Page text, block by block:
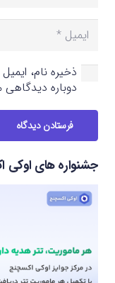
ذخیره نام،
دوباره
فرستادن دیدگاه
جشنواره های اوکی